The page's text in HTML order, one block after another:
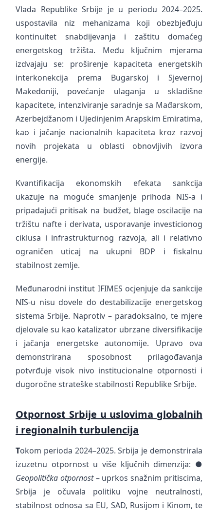
Vlada Republike Srbije je u periodu 2024–2025.
uspostavila niz mehanizama koji obezbjeđuju
kontinuitet snabdijevanja i zaštitu domaćeg
energetskog tržišta. Među ključnim mjerama
izdvajaju se: proširenje kapaciteta energetskih
interkonekcija prema Bugarskoj i Sjevernoj
Makedoniji, povećanje ulaganja u skladišne
kapacitete, intenziviranje saradnje sa Mađarskom,
Azerbejdžanom i Ujedinjenim Arapskim Emiratima,
kao i jačanje nacionalnih kapaciteta kroz razvoj
novih projekata u oblasti obnovljivih izvora
energije.
Kvantifikacija ekonomskih efekata sankcija
ukazuje na moguće smanjenje prihoda NIS-a i
pripadajući pritisak na budžet, blage oscilacije na
tržištu nafte i derivata, usporavanje investicionog
ciklusa i infrastrukturnog razvoja, ali i relativno
ograničen uticaj na ukupni BDP i fiskalnu
stabilnost zemlje.
Međunarodni institut IFIMES ocjenjuje da sankcije
NIS-u nisu dovele do destabilizacije energetskog
sistema Srbije. Naprotiv – paradoksalno, te mjere
djelovale su kao katalizator ubrzane diversifikacije
i jačanja energetske autonomije. Upravo ova
demonstrirana sposobnost prilagođavanja
potvrđuje visok nivo institucionalne otpornosti i
dugoročne strateške stabilnosti Republike Srbije.
Otpornost Srbije u uslovima globalnih
i regionalnih turbulencija
Tokom perioda 2024–2025. Srbija je demonstrirala
izuzetnu otpornost u više ključnih dimenzija: ●
Geopolitička otpornost– uprkos snažnim pritiscima,
Srbija je očuvala politiku vojne neutralnosti,
stabilnost odnosa sa EU, SAD, Rusijom i Kinom, te